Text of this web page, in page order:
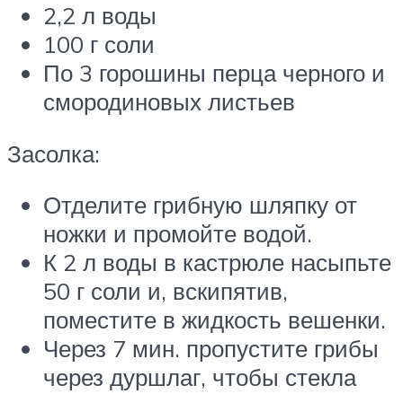
2,2 л воды
100 г соли
По 3 горошины перца черного и
смородиновых листьев
Засолка:
Отделите грибную шляпку от
ножки и промойте водой.
К 2 л воды в кастрюле насыпьте
50 г соли и, вскипятив,
поместите в жидкость вешенки.
Через 7 мин. пропустите грибы
через дуршлаг, чтобы стекла